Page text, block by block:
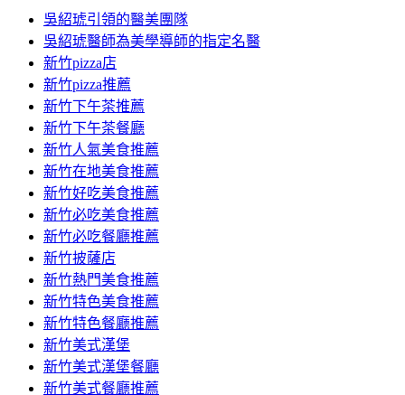
主
要
內
容
吳紹琥引領的醫美團隊
吳紹琥醫師為美學導師的指定名醫
新竹pizza店
新竹pizza推薦
新竹下午茶推薦
新竹下午茶餐廳
新竹人氣美食推薦
新竹在地美食推薦
新竹好吃美食推薦
新竹必吃美食推薦
新竹必吃餐廳推薦
新竹披薩店
新竹熱門美食推薦
新竹特色美食推薦
新竹特色餐廳推薦
新竹美式漢堡
新竹美式漢堡餐廳
新竹美式餐廳推薦